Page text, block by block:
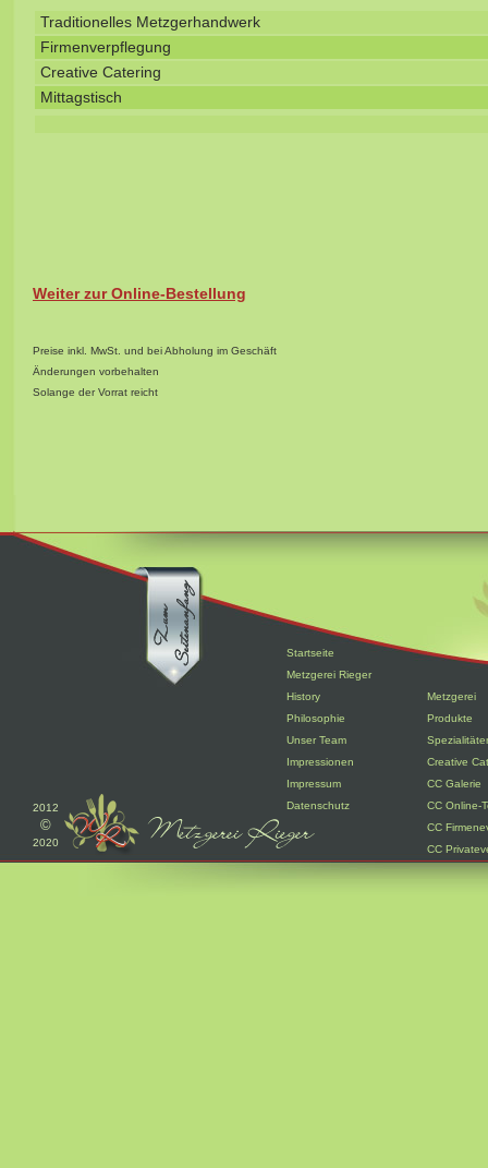
Traditionelles Metzgerhandwerk
Firmenverpflegung
Creative Catering
Mittagstisch
Weiter zur Online-Bestellung
Preise inkl. MwSt. und bei Abholung im Geschäft
Änderungen vorbehalten
Solange der Vorrat reicht
2012
©
2020
Startseite
Metzgerei Rieger
History
Metzgerei
Philosophie
Produkte
Unser Team
Impressionen
Creative
Impressum
CC Galerie
Datenschutz
CC Online-
CC
CC